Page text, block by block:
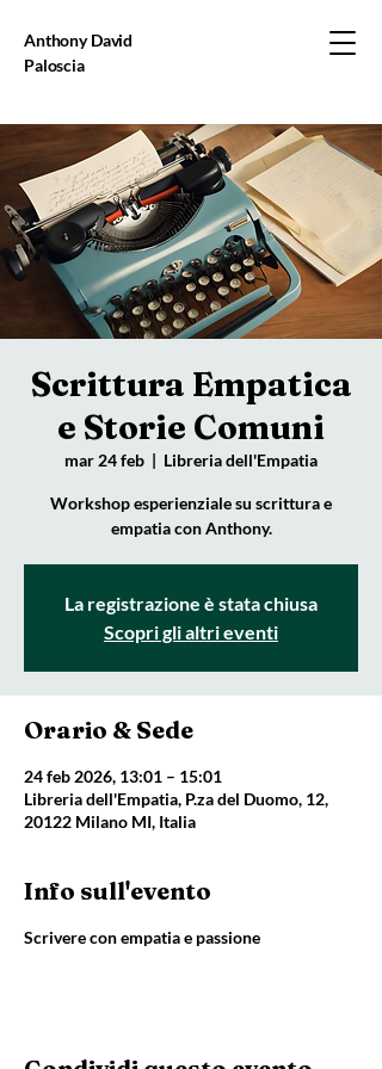
Anthony David
Paloscia
Scrittura Empatica
e Storie Comuni
mar 24 feb
  |
Libreria dell'Empatia
Workshop esperienziale su scrittura e
empatia con Anthony.
La registrazione è stata chiusa
Scopri gli altri eventi
Orario & Sede
24 feb 2026, 13:01 – 15:01
Libreria dell'Empatia, P.za del Duomo, 12,
20122 Milano MI, Italia
Info sull'evento
Scrivere con empatia e passione